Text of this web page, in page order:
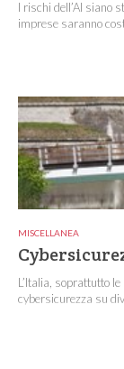
I rischi dell’AI siano
imprese saranno
MISCELLANEA
L’Italia, soprattutto
cybersicurezza su